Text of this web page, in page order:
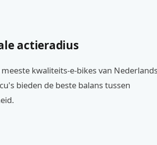
actieradius
kwaliteits-e-bikes van
bieden de beste balans tussen